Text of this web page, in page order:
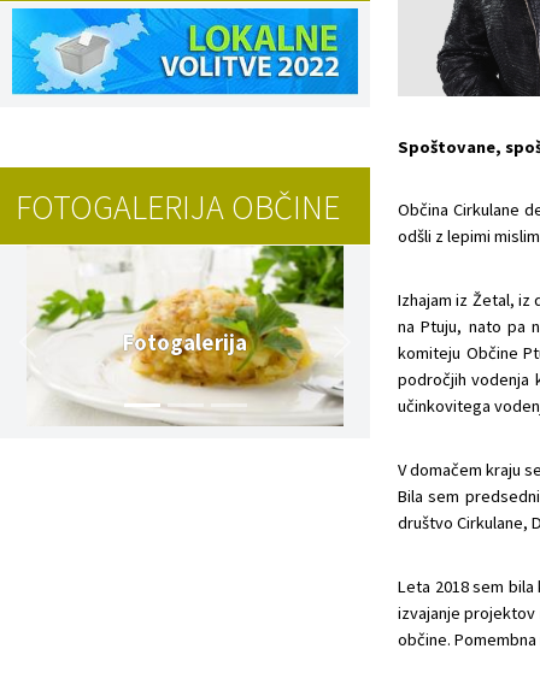
Spoštovane,
Občina Cirkulane
odšli z lepimi
Izhajam iz Žetal, iz
na Ptuju, nato pa
komiteju Občine
področjih vodenja
učinkovitega
V domačem kraju
Bila sem
društvo Cirkulane,
Leta 2018 sem
izvajanje
občine.
FOTOGALERIJA OBČINE
Fotogalerija